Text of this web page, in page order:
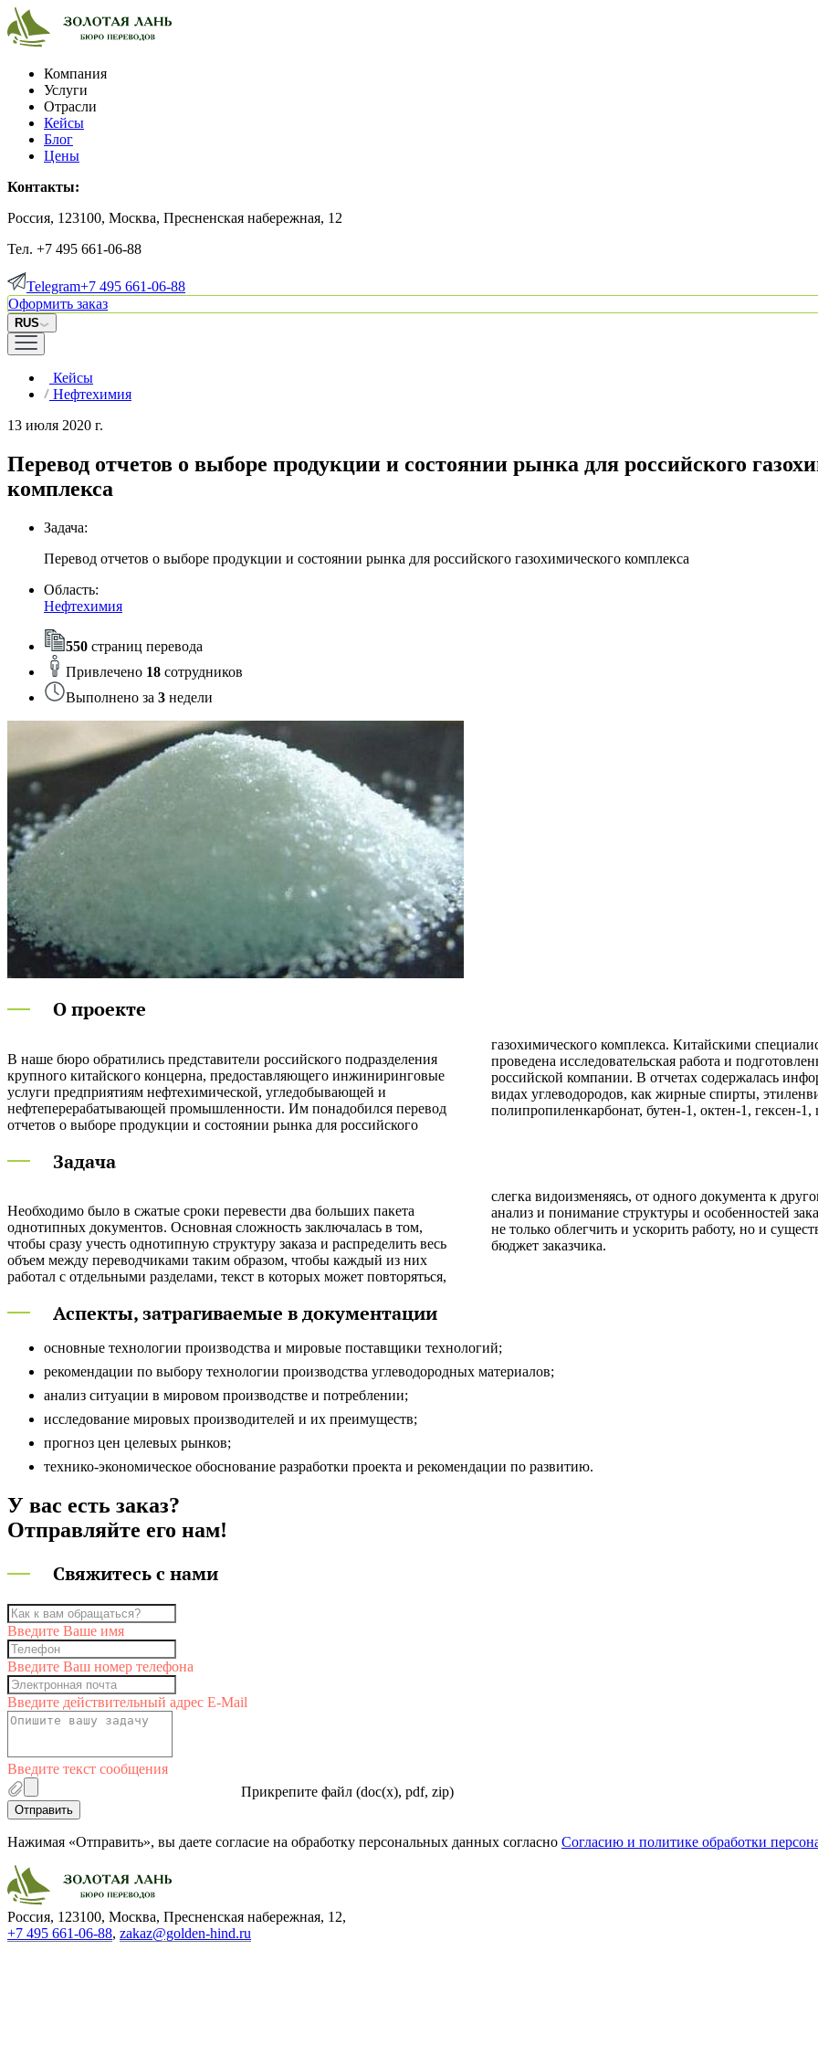
Компания
Услуги
Отрасли
Кейсы
Блог
Цены
Контакты:
Россия, 123100, Москва, Пресненская набережная, 12
Тел. +7 495 661-06-88
Telegram+7 495 661-06-88
Оформить заказ
RUS
Кейсы
Нефтехимия
13 июля 2020 г.
Перевод отчетов о выборе продукции и состоянии рынка для российского
комплекса
Задача:
Перевод отчетов о выборе продукции и состоянии рынка для российского газохимического комплекса
Область:
Нефтехимия
550 страниц перевода
Привлечено 18 сотрудников
Выполнено за 3 недели
О проекте
В наше бюро обратились представители российского подразделения
крупного китайского концерна, предоставляющего инжиниринговые
услуги предприятиям нефтехимической, угледобывающей и
нефтеперерабатывающей промышленности. Им понадобился перевод
отчетов о выборе продукции и состоянии рынка для российского
газохимического комплекса. Китайскими
проведена исследовательская работа и подготовлены отчеты для
российской компании. В отчетах содержалась информация о таких
видах углеводородов, как жирные спирты, этиленвинилацетат,
полипропиленкарбонат, бутен-1, октен-1, гексен-
Задача
Необходимо было в сжатые сроки перевести два больших пакета
однотипных документов. Основная сложность заключалась в том,
чтобы сразу учесть однотипную структуру заказа и распределить весь
объем между переводчиками таким образом, чтобы каждый из них
работал с отдельными разделами, текст в которых может повторяться,
слегка видоизменяясь, от одного документа к
анализ и понимание структуры и особенностей заказа позволило нам
не только облегчить и ускорить работу, но и существенно сэкономить
бюджет заказчика.
Аспекты, затрагиваемые в документации
основные технологии производства и мировые поставщики технологий;
рекомендации по выбору технологии производства углеводородных материалов;
анализ ситуации в мировом производстве и потреблении;
исследование мировых производителей и их преимуществ;
прогноз цен целевых рынков;
технико-экономическое обоснование разработки проекта и рекомендации по развитию.
У вас есть заказ?
Отправляйте его нам!
Свяжитесь с нами
Введите Ваше имя
Введите Ваш номер телефона
Введите действительный адрес E-Mail
Введите текст сообщения
Прикрепите файл (doc(x), pdf, zip)
Отправить
Нажимая «Отправить», вы даете согласие на обработку персональных данных согласно Согласию и политике обработки
Россия, 123100, Москва, Пресненская набережная, 12,
+7 495 661-06-88, zakaz@golden-hind.ru